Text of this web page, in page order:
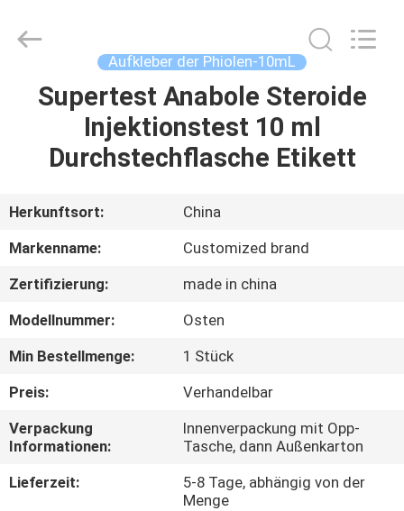
HAUS
PRODUKTE
ÜBER
UNS
FABRIK-
AUSFLUG
QUALITÄTSKONTROLLE
TRETEN
SIE
Aufkleber der Phiolen-10mL
Supertest Anabole Steroide
Injektionstest 10 ml
Durchstechflasche Etikett
Herkunftsort:
China
Markenname:
Customized brand
Zertifizierung:
made in china
Modellnummer:
Osten
Min Bestellmenge:
1 Stück
Preis:
Verhandelbar
Verpackung
Informationen:
Innenverpackung mit Opp-
Tasche, dann Außenkarton
Lieferzeit:
5-8 Tage, abhängig von der
Menge